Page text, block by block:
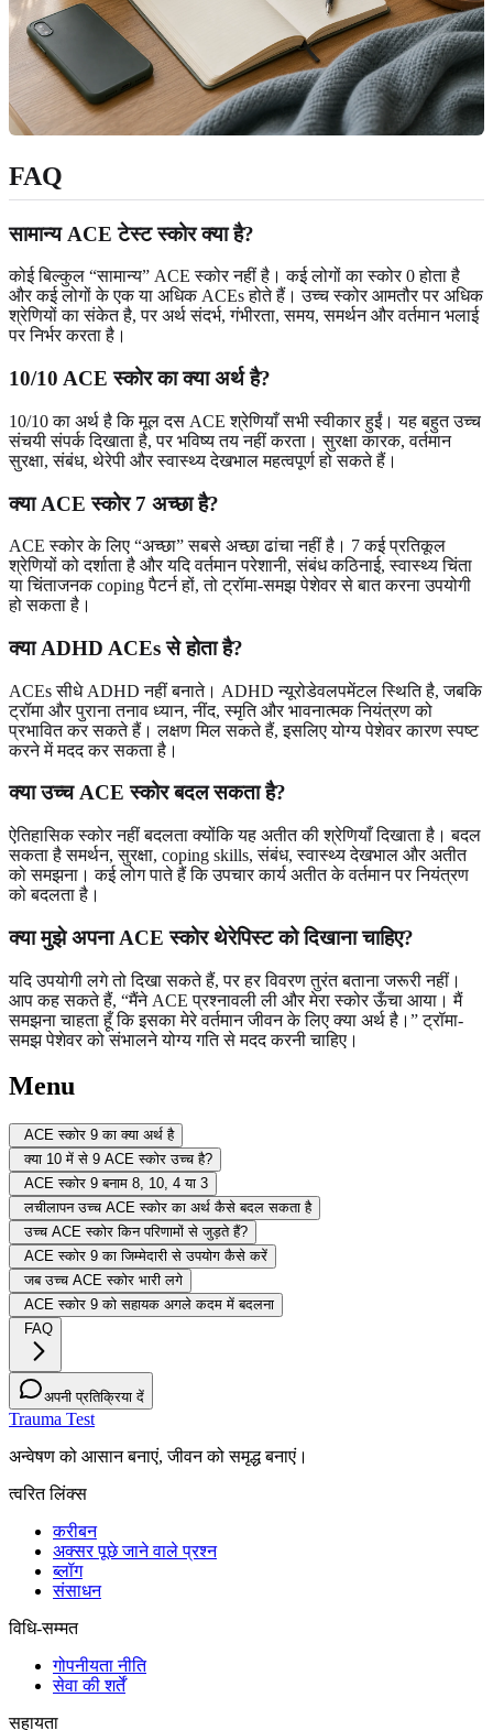
FAQ
सामान्य ACE टेस्ट स्कोर क्या है?
कोई बिल्कुल “सामान्य” ACE स्कोर नहीं है। कई लोगों का स्कोर 0 होता है
और कई लोगों के एक या अधिक ACEs होते हैं। उच्च स्कोर आमतौर पर अधिक
श्रेणियों का संकेत है, पर अर्थ संदर्भ, गंभीरता, समय, समर्थन और वर्तमान भलाई
पर निर्भर करता है।
10/10 ACE स्कोर का क्या अर्थ है?
10/10 का अर्थ है कि मूल दस ACE श्रेणियाँ सभी स्वीकार हुईं। यह बहुत उच्च
संचयी संपर्क दिखाता है, पर भविष्य तय नहीं करता। सुरक्षा कारक, वर्तमान
सुरक्षा, संबंध, थेरेपी और स्वास्थ्य देखभाल महत्वपूर्ण हो सकते हैं।
क्या ACE स्कोर 7 अच्छा है?
ACE स्कोर के लिए “अच्छा” सबसे अच्छा ढांचा नहीं है। 7 कई प्रतिकूल
श्रेणियों को दर्शाता है और यदि वर्तमान परेशानी, संबंध कठिनाई, स्वास्थ्य चिंता
या चिंताजनक coping पैटर्न हों, तो ट्रॉमा-समझ पेशेवर से बात करना उपयोगी
हो सकता है।
क्या ADHD ACEs से होता है?
ACEs सीधे ADHD नहीं बनाते। ADHD न्यूरोडेवलपमेंटल स्थिति है, जबकि
ट्रॉमा और पुराना तनाव ध्यान, नींद, स्मृति और भावनात्मक नियंत्रण को
प्रभावित कर सकते हैं। लक्षण मिल सकते हैं, इसलिए योग्य पेशेवर कारण स्पष्ट
करने में मदद कर सकता है।
क्या उच्च ACE स्कोर बदल सकता है?
ऐतिहासिक स्कोर नहीं बदलता क्योंकि यह अतीत की श्रेणियाँ दिखाता है। बदल
सकता है समर्थन, सुरक्षा, coping skills, संबंध, स्वास्थ्य देखभाल और अतीत
को समझना। कई लोग पाते हैं कि उपचार कार्य अतीत के वर्तमान पर नियंत्रण
को बदलता है।
क्या मुझे अपना ACE स्कोर थेरेपिस्ट को दिखाना चाहिए?
यदि उपयोगी लगे तो दिखा सकते हैं, पर हर विवरण तुरंत बताना जरूरी नहीं।
आप कह सकते हैं, “मैंने ACE प्रश्नावली ली और मेरा स्कोर ऊँचा आया। मैं
समझना चाहता हूँ कि इसका मेरे वर्तमान जीवन के लिए क्या अर्थ है।” ट्रॉमा-
समझ पेशेवर को संभालने योग्य गति से मदद करनी चाहिए।
Menu
ACE स्कोर 9 का क्या अर्थ है
क्या 10 में से 9 ACE स्कोर उच्च है?
ACE स्कोर 9 बनाम 8, 10, 4 या 3
लचीलापन उच्च ACE स्कोर का अर्थ कैसे बदल सकता है
उच्च ACE स्कोर किन परिणामों से जुड़ते हैं?
ACE स्कोर 9 का जिम्मेदारी से उपयोग कैसे करें
जब उच्च ACE स्कोर भारी लगे
ACE स्कोर 9 को सहायक अगले कदम में बदलना
FAQ
अपनी प्रतिक्रिया दें
Trauma Test
अन्वेषण को आसान बनाएं, जीवन को समृद्ध बनाएं।
त्वरित लिंक्स
करीबन
अक्सर पूछे जाने वाले प्रश्न
ब्लॉग
संसाधन
विधि-सम्‍मत
गोपनीयता नीति
सेवा की शर्तें
सहायता